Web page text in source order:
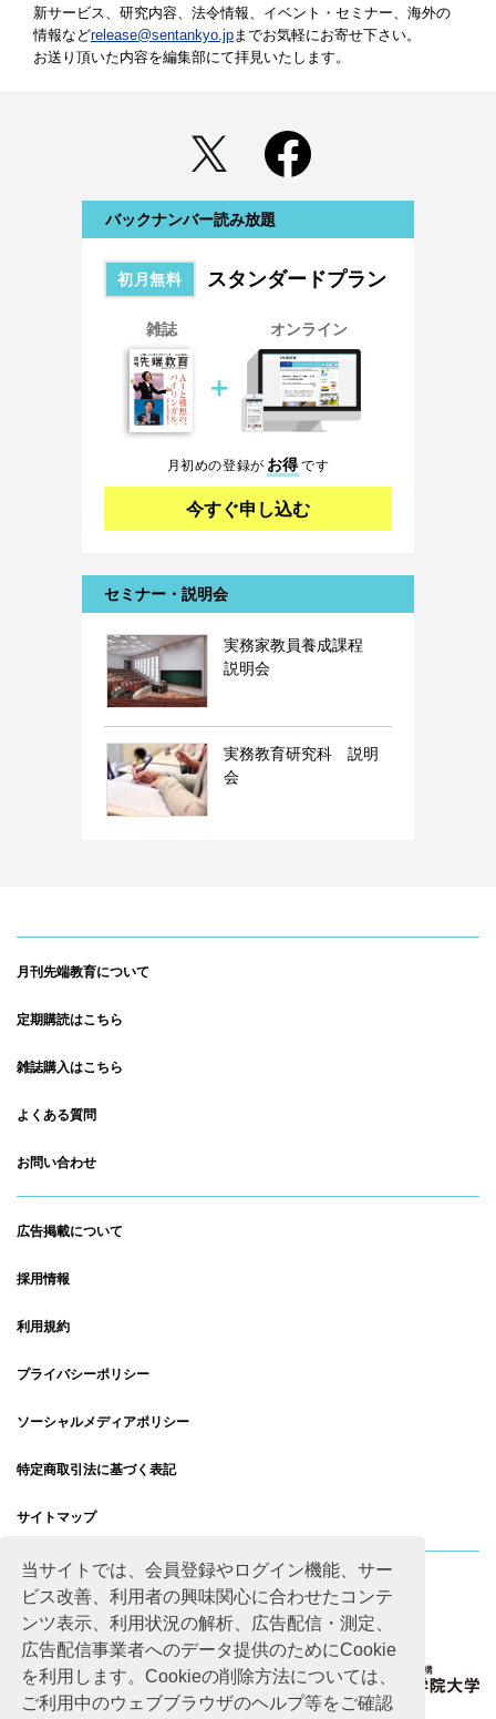
当サイトでは、会員登録やログイン機能、サー
ビス改善、利用者の興味関心に合わせたコンテ
ンツ表示、利用状況の解析、広告配信・測定、
広告配信事業者へのデータ提供のためにCookie
を利用します。Cookieの削除方法については、
ご利用中のウェブブラウザのヘルプ等をご確認
新サービス、研究内容、法令情報、イベント・セミナー、海外の
情報などrelease@sentankyo.jp までお気軽にお寄せ下さい。
お送り頂いた内容を編集部にて拝見いたします。
バックナンバー読み放題
初月無料 スタンダードプラン
雑誌
＋
オンライン
月初めの登録が お得です
今すぐ申し込む
セミナー・説明会
実務家教員養成課程
説明会
実務教育研究科 説明
会
月刊先端教育について
定期購読はこちら
雑誌購入はこちら
よくある質問
お問い合わせ
広告掲載について
採用情報
利用規約
プライバシーポリシー
ソーシャルメディアポリシー
特定商取引法に基づく表記
サイトマップ